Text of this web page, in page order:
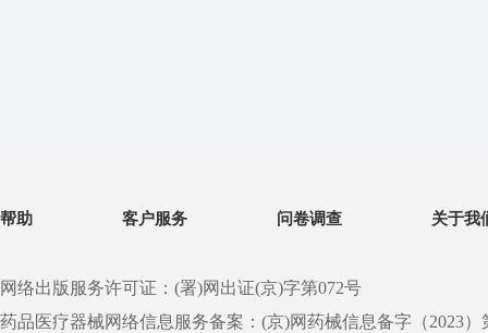
帮助 客户服务 问卷调查 关于我
网络出版服务许可证：(署)网出证(京)字第072号
药品医疗器械网络信息服务备案：(京)网药械信息备字（2023）